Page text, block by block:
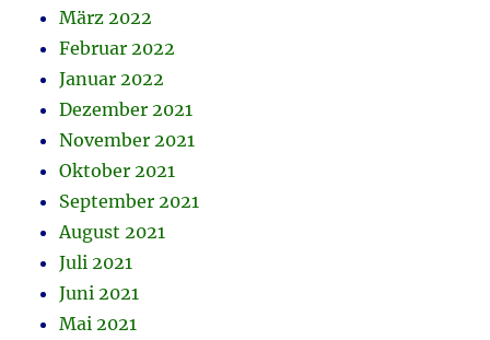
März 2022
Februar 2022
Januar 2022
Dezember 2021
November 2021
Oktober 2021
September 2021
August 2021
Juli 2021
Juni 2021
Mai 2021